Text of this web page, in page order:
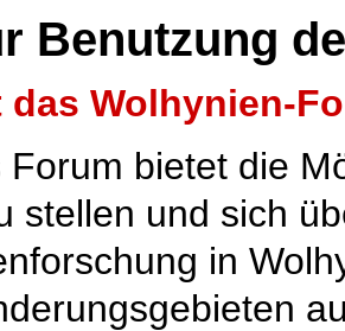
Benutzung
das Wolhynien-
Forum bietet die
stellen und sich
in